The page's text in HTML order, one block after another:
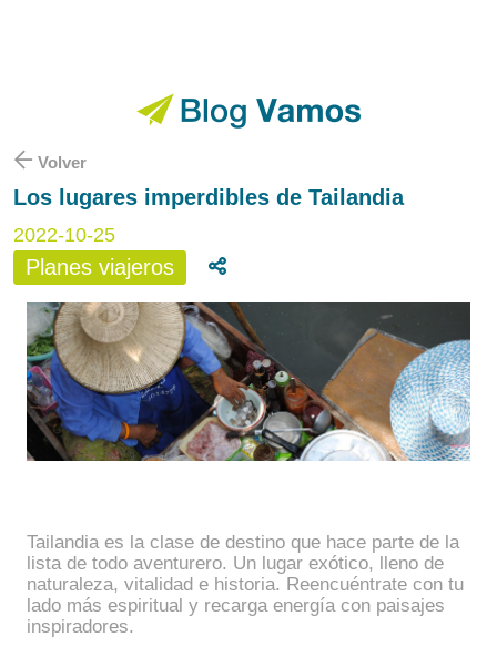
Volver
Los lugares imperdibles de Tailandia
2022-10-25
Planes viajeros
Tailandia es la clase de destino que hace parte de la
lista de todo aventurero. Un lugar exótico, lleno de
naturaleza, vitalidad e historia. Reencuéntrate con tu
lado más espiritual y recarga energía con paisajes
inspiradores.